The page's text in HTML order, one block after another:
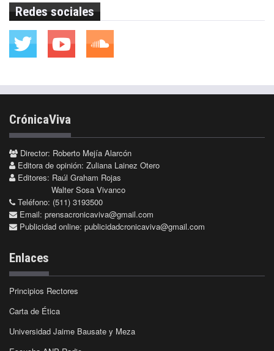
Redes sociales
CrónicaViva
Director: Roberto Mejía Alarcón
Editora de opinión: Zuliana Lainez Otero
Editores: Raúl Graham Rojas
Walter Sosa Vivanco
Teléfono: (511) 3193500
Email: prensacronicaviva@gmail.com
Publicidad online: publicidadcronicaviva@gmail.com
Enlaces
Principios Rectores
Carta de Ética
Universidad Jaime Bausate y Meza